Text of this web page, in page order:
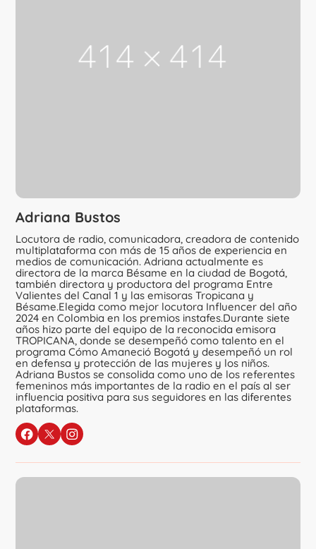
Adriana Bustos
Locutora de radio, comunicadora, creadora de contenido
multiplataforma con más de 15 años de experiencia en
medios de comunicación. Adriana actualmente es
directora de la marca Bésame en la ciudad de Bogotá,
también directora y productora del programa Entre
Valientes del Canal 1 y las emisoras Tropicana y
Bésame.Elegida como mejor locutora Influencer del año
2024 en Colombia en los premios instafes.Durante siete
años hizo parte del equipo de la reconocida emisora
TROPICANA, donde se desempeñó como talento en el
programa Cómo Amaneció Bogotá y desempeñó un rol
en defensa y protección de las mujeres y los niños.
Adriana Bustos se consolida como uno de los referentes
femeninos más importantes de la radio en el país al ser
influencia positiva para sus seguidores en las diferentes
plataformas.
Sigue a Adriana Bustos
en Facebook
en Xen Instagram